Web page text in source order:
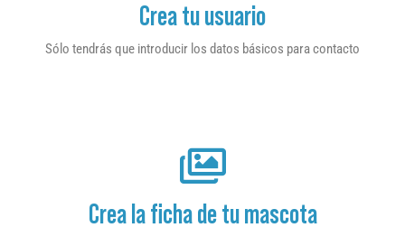
Crea tu usuario
Sólo tendrás que introducir los datos básicos para contacto
Crea la ficha de tu mascota